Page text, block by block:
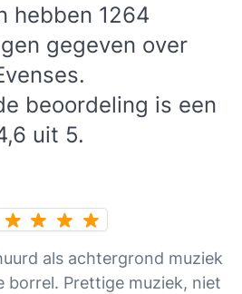
hebben 1264
gegeven over
beoordeling is een
uit 5.
als achtergrond muziek
borrel. Prettige muziek, niet